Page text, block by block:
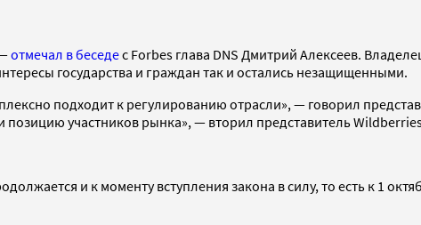
отмечал в беседес Forbes глава DNS Дмитрий Алексеев.
государства и граждан так и остались незащищенными.
подходит к регулированию отрасли», — говорил
участников рынка», — вторил представитель
и к моменту вступления закона в силу, то есть к 1